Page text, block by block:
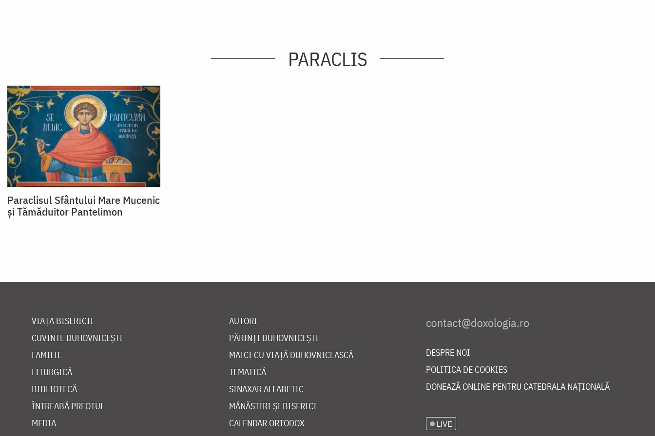
PARACLIS
Paraclisul Sfântului Mare Mucenic
și Tămăduitor Pantelimon
VIAȚA BISERICII
CUVINTE DUHOVNICEȘTI
FAMILIE
LITURGICĂ
BIBLIOTECĂ
ÎNTREABĂ PREOTUL
MEDIA
AUTORI
PĂRINȚI DUHOVNICEȘTI
MAICI CU VIAȚĂ DUHOVNICEASCĂ
TEMATICĂ
SINAXAR ALFABETIC
MĂNĂSTIRI ȘI BISERICI
CALENDAR ORTODOX
DESPRE NOI
POLITICA DE COOKIES
DONEAZĂ ONLINE PENTRU CATEDRALA NAȚIONALĂ
LIVE